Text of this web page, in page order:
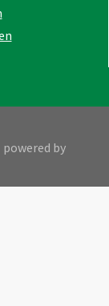
powered by